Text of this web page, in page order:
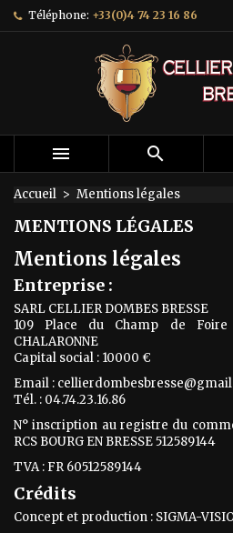
Téléphone: +33(0)4 74 23 16 86
 
Accueil Mentions légales
MENTIONS LÉGALES
Mentions légales
Entreprise :
SARL CELLIER DOMBES BRESSE
109 Place du Champ de Foire
CHALARONNE
Capital social : 10000 €
Email :
Tél. : 04.74.23.16.86
N° inscription au registre du
RCS BOURG EN BRESSE 512589144
TVA : FR 60512589144
Crédits
Concept et production : SIGMA-
Mes listes d'envies
Créer une nouvelle liste
((modalTitle))
((confirmMessage))
((cancelText))
Créer une liste
Nom de la liste d'envies
Connexion
Vous devez être connecté
à votre liste d'envies.